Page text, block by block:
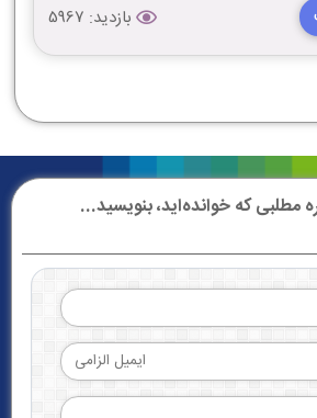
بازدید: 5967
مطلبی که خوانده‌اید، بنویسید...